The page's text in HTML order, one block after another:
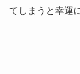
てしまうと幸運